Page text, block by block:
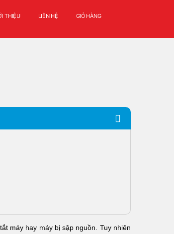
THIỆU LIÊN HỆ GIỎ HÀNG
máy hay máy bị sập nguồn. Tuy nhiên